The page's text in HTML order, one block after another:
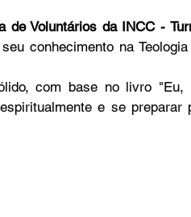
Nazareno Central
ACORD ABRA-TE
de Voluntários da INCC -
conhecimento na
com base no livro
e se